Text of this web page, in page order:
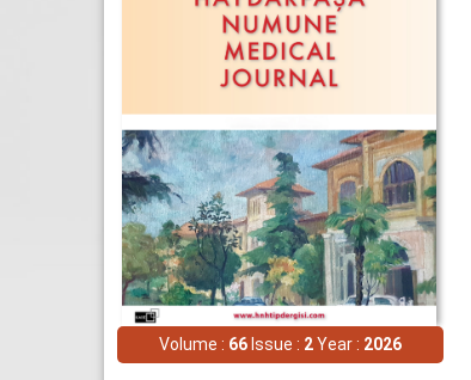
Volume : 66 Issue : 2Year : 2026